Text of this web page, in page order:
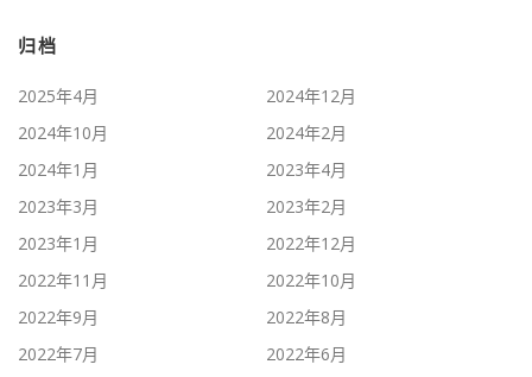
归档
2025年4月
2024年12月
2024年10月
2024年2月
2024年1月
2023年4月
2023年3月
2023年2月
2023年1月
2022年12月
2022年11月
2022年10月
2022年9月
2022年8月
2022年7月
2022年6月